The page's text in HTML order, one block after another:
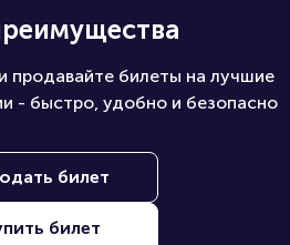
продавайте билеты на лучшие
- быстро, удобно и безопасно
билет
билет